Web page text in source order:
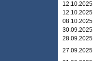
12.10.2025
12.10.2025
08.10.2025
30.09.2025
28.09.2025
27.09.2025